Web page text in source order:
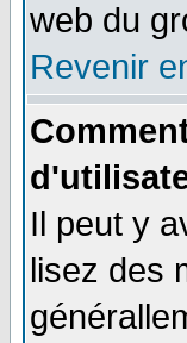
web du
Revenir
Il peut y
lisez des